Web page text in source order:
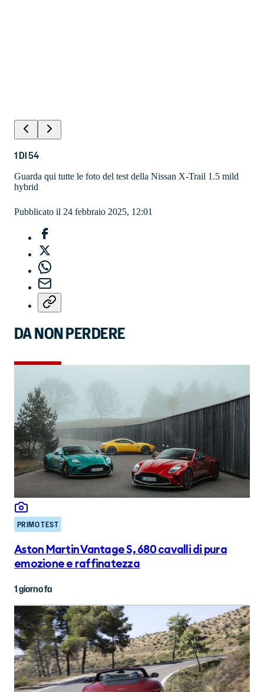
1DI54
Guarda qui tutte le foto del test della Nissan X-Trail 1.5 mild
hybrid
Pubblicato il 24 febbraio 2025, 12:01
DA NON PERDERE
PRIMO TEST
Aston Martin Vantage S, 680 cavalli di pura
emozione e raffinatezza
1 giorno fa